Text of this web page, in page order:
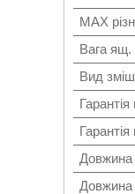
MAX
Вага ящ.
Вид